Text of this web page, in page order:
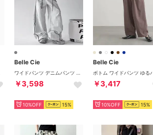
Belle Cie
￥3,598
10%OFF 15%
Belle Cie
￥3,417
10%OFF 15%